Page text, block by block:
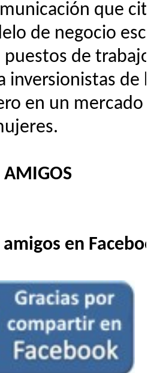
que
de negocio
puestos de
inversionistas de
en un mercado
AMIGOS
en